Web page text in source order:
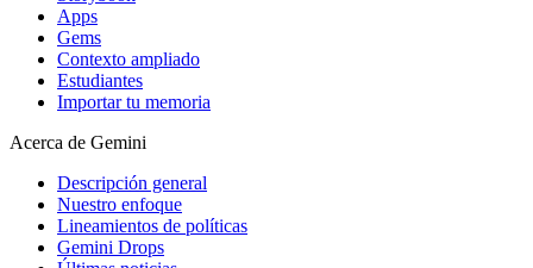
Apps
Gems
Contexto ampliado
Estudiantes
Importar tu memoria
Acerca de Gemini
Descripción general
Nuestro enfoque
Lineamientos de políticas
Gemini Drops